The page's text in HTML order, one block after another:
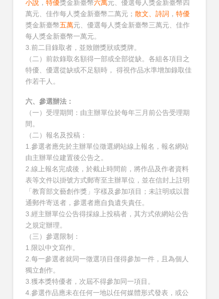
小說 ， 特優獎金新臺幣六萬元、優選每人獎金新臺幣四
萬元、佳作每人獎金新臺幣二萬元； 散文、詩詞 ， 特優
獎金新臺幣五萬元、優選每人獎金新臺幣三萬元、佳作
每人獎金新臺幣一萬元。
3.前二目錄取者，並致贈獎狀或獎牌。
（二）前款錄取名額得一部或全部從缺。各組各項目之
特優、優選從缺或不足額時， 得視作品水準增加錄取佳
作若干人。
六、參選辦法：
（一）受理期間：由主辦單位於每年三月前公告受理期
間。
（二）報名及投稿：
1.參選者應先於主辦單位徵選網站線上報名，報名網站
由主辦單位建置後公告之。
2.線上報名完成後，於截止時間前，將作品及作者資料
表等文件以掛號方式郵寄至主辦單位，並在信封上註明
「教育部文藝創作獎」字樣及參加項目；未註明或以普
通郵件寄送者，參選者應自負遺失責任。
3.經主辦單位公告得採線上投稿者，其方式依網站公告
之規定辦理。
（三）參選限制：
1.限以中文寫作。
2.每一參選者就同一徵選項目僅得參加一件，且為個人
獨立創作。
3.獲本獎特優者，次屆不得參加同一項目。
4.參選作品應未在任何一地以任何媒體形式發表，或公